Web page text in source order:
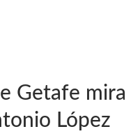
Getafe mira
López